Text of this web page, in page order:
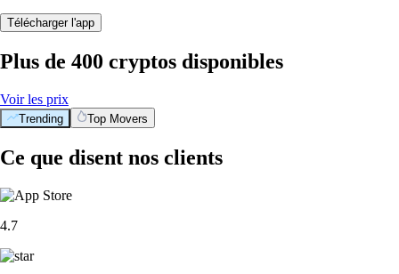
Télécharger l'app
Plus de 400 cryptos disponibles
Voir les prix
Trending Top Movers
Ce que disent nos clients
4.7